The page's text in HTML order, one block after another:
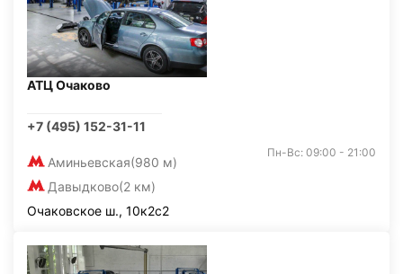
АТЦ Очаково
+7 (495) 152-31-11
Аминьевская(980 м)
Давыдково(2 км)
Пн-Вс: 09:00 - 21:00
Очаковское ш., 10к2с2